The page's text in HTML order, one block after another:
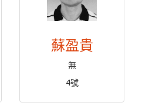
蘇盈貴
無
4號